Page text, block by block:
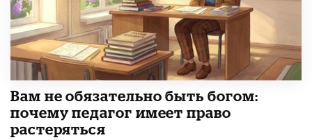
​Вам не обязательно быть богом:
почему педагог имеет право
растеряться